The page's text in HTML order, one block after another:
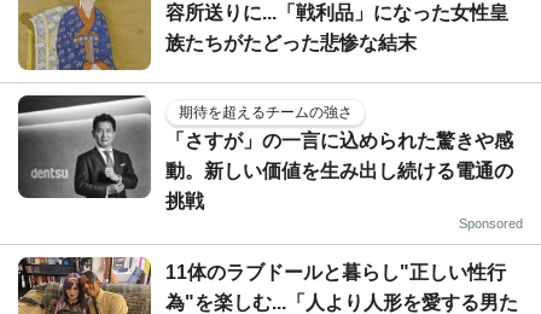
容所送りに...「戦利品」になった女性皇
族たちがたどった悲惨な結末
期待を超えるチームの強さ
「さすが」の一言に込められた驚きや感
動。新しい価値を生み出し続ける電通の
挑戦
Sponsored
11体のラブドールと暮らし"正しい性行
為"を楽しむ...「人より人形を愛する男た